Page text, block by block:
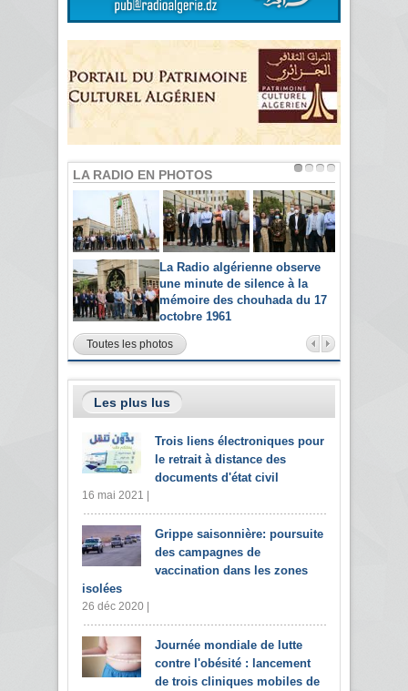
LA RADIO EN PHOTOS
La Radio algérienne observe
une minute de silence à la
mémoire des chouhada du 17
octobre 1961
Toutes les photos
Les plus lus
Trois liens électroniques pour
le retrait à distance des
documents d'état civil
16 mai 2021 |
Grippe saisonnière: poursuite
des campagnes de
vaccination dans les zones
isolées
26 déc 2020 |
Journée mondiale de lutte
contre l'obésité : lancement
de trois cliniques mobiles de